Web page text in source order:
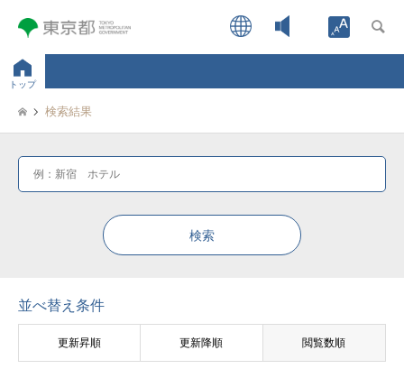
Open
トップ
検索結果
並べ替え条件
更新昇順 更新降順 閲覧数順